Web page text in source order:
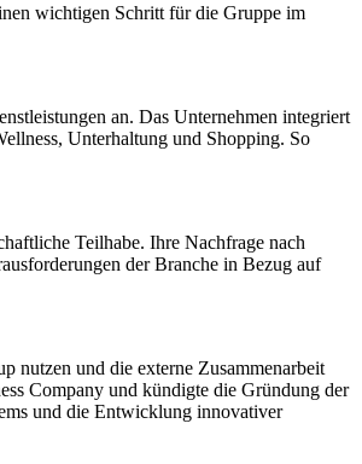
wichtigen Schritt für die Gruppe im
an. Das Unternehmen integriert
Unterhaltung und Shopping. So
Teilhabe. Ihre Nachfrage nach
der Branche in Bezug auf
nutzen und die externe Zusammenarbeit
Company und kündigte die Gründung der
und die Entwicklung innovativer